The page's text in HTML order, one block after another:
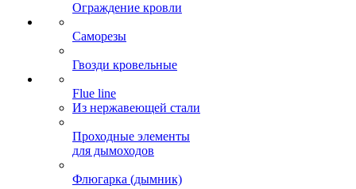
Ограждение кровли
Саморезы
Гвозди кровельные
Flue line
Из нержавеющей стали
Проходные элементы
для дымоходов
Флюгарка (дымник)